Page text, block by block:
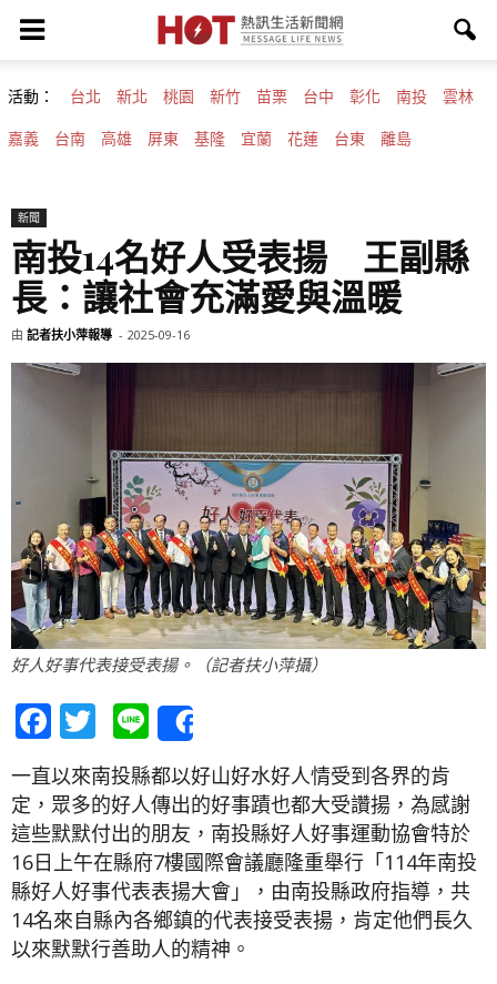
活動： 台北 新北 桃園 新竹 苗栗 台中 彰化 南投 雲林
嘉義 台南 高雄 屏東 基隆 宜蘭 花蓮 台東 離島
新聞
南投14名好人受表揚 王副縣
長：讓社會充滿愛與溫暖
由 記者扶小萍報導 - 2025-09-16
好人好事代表接受表揚。（記者扶小萍攝）
Facebook
Twitter
Line
一直以來南投縣都以好山好水好人情受到各界的肯
定，眾多的好人傳出的好事蹟也都大受讚揚，為感謝
這些默默付出的朋友，南投縣好人好事運動協會特於
16日上午在縣府7樓國際會議廳隆重舉行「114年南投
縣好人好事代表表揚大會」，由南投縣政府指導，共
14名來自縣內各鄉鎮的代表接受表揚，肯定他們長久
以來默默行善助人的精神。